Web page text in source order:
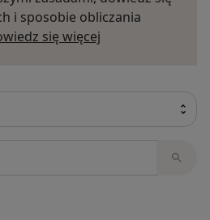
i sposobie obliczania
się więcej